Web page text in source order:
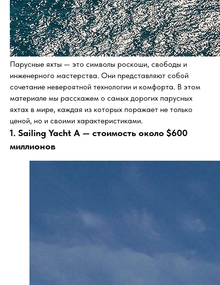
Парусные яхты — это символы роскоши, свободы и
инженерного мастерства. Они представляют собой
сочетание невероятной технологии и комфорта. В этом
материале мы расскажем о самых дорогих парусных
яхтах в мире, каждая из которых поражает не только
ценой, но и своими характеристиками.
1. Sailing Yacht A — стоимость около $600
миллионов